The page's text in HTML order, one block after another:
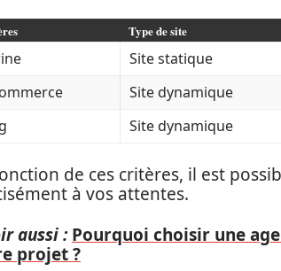
Type de site
Site statique
Site dynamique
Site dynamique
de ces critères, il est
à vos attentes.
aussi : Pourquoi choisir une
projet ?